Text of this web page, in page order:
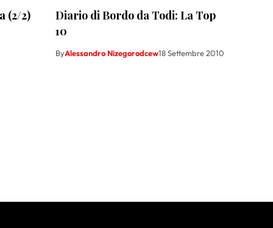
(2/2)
Diario di Bordo da Todi: La Top
10
ByAlessandro Nizegorodcew18 Settembre 2010